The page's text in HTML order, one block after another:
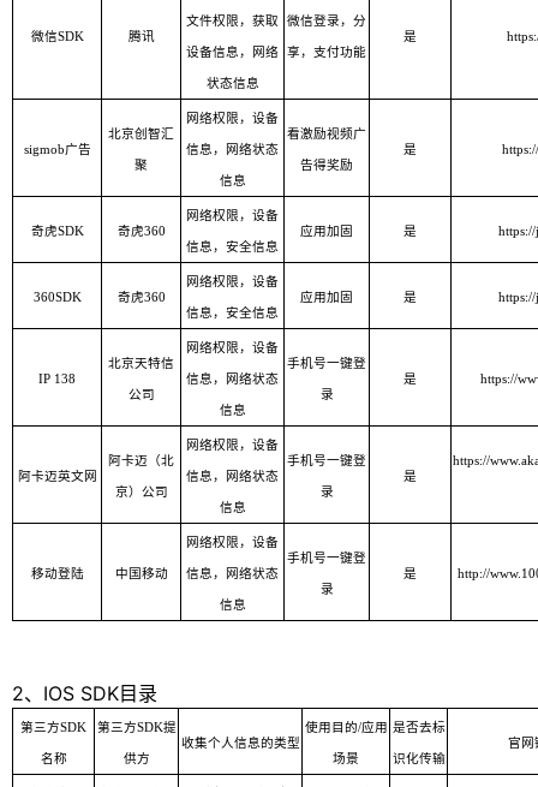
微信SDK 腾讯
文件权限 ， 获取
设备信息 ， 网络
状态信息
微信登录，分
享，支付功能
是
sigmob广告
北京创智汇
聚
网络权限，设备
信息，网络状态
信息
看激励视频广
告得奖励
是
奇虎SDK 奇虎360
网络权限，设备
信息，安全信息
应用加固 是
360SDK 奇虎360
网络权限，设备
信息，安全信息
应用加固 是
IP 138
北京天特信
公司
网络权限，设备
信息，网络状态
信息
手机号一键登
录
是 https://
阿卡迈英文网
阿卡迈（北
京）公司
网络权限，设备
信息，网络状态
信息
手机号一键登
录
是
https://
移动登陆 中国移动
网络权限，设备
信息，网络状态
信息
手机号一键登
录
是 http://
2、IOS SDK目录
第三方SDK
名称
第三方SDK提
供方
收集个人信息的类型
使用目的/应用
场景
是否去标
识化传输
官网